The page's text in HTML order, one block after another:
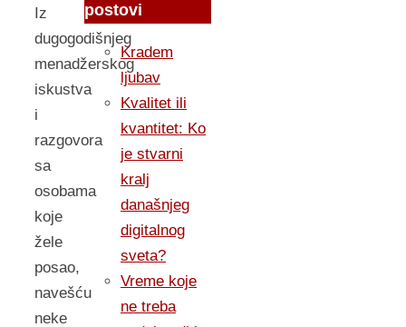
Iz
dugogodišnjeg
menadžerskog
iskustva
i
razgovora
sa
osobama
koje
žele
posao,
navešću
neke
postovi
Kradem
ljubav
Kvalitet ili
kvantitet: Ko
je stvarni
kralj
današnjeg
digitalnog
sveta?
Vreme koje
ne treba